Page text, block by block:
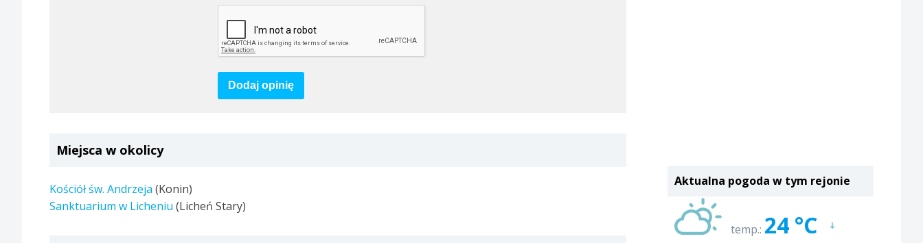
Dodaj opinię
Miejsca w okolicy
Kościół św. Andrzeja (Konin)
Sanktuarium w Licheniu (Licheń Stary)
Aktualna pogoda w tym rejonie
temp.: 24 °C